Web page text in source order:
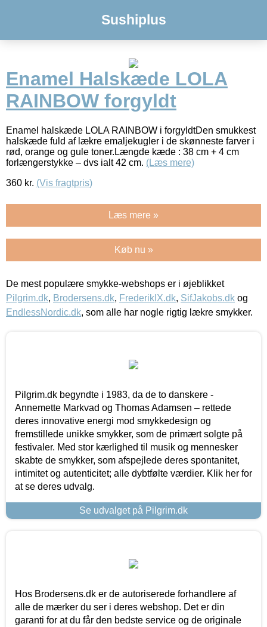
Sushiplus
Enamel Halskæde LOLA
RAINBOW forgyldt
Enamel halskæde LOLA RAINBOW i forgyldtDen smukkest
halskæde fuld af lækre emaljekugler i de skønneste farver i
rød, orange og gule toner.Længde kæde : 38 cm + 4 cm
forlængerstykke – dvs ialt 42 cm. (Læs mere)
360 kr. (Vis fragtpris)
Læs mere »
Køb nu »
De mest populære smykke-webshops er i øjeblikket
Pilgrim.dk, Brodersens.dk, FrederikIX.dk, SifJakobs.dk og
EndlessNordic.dk, som alle har nogle rigtig lækre smykker.
Pilgrim.dk begyndte i 1983, da de to danskere -
Annemette Markvad og Thomas Adamsen – rettede
deres innovative energi mod smykkedesign og
fremstillede unikke smykker, som de primært solgte på
festivaler. Med stor kærlighed til musik og mennesker
skabte de smykker, som afspejlede deres spontanitet,
intimitet og autenticitet; alle dybtfølte værdier. Klik her for
at se deres udvalg.
Se udvalget på Pilgrim.dk
Hos Brodersens.dk er de autoriserede forhandlere af
alle de mærker du ser i deres webshop. Det er din
garanti for at du får den bedste service og de originale